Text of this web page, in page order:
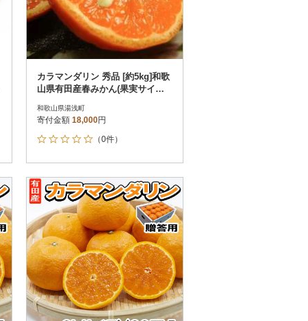
カラマンダリン 秀品 [約5kg]和歌
山県有田産春みかん(果実サイズ
和歌山県湯浅町
寄付金額 18,000円
（0件）